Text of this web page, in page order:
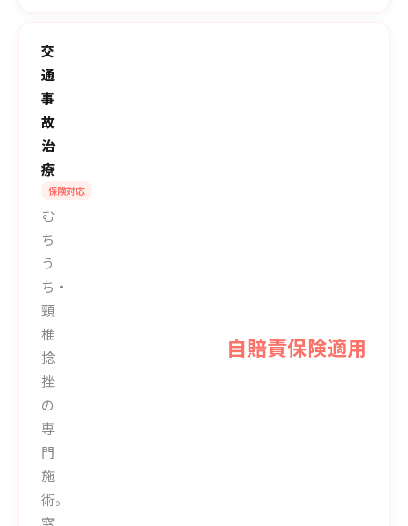
交
通
事
故
治
療
保険対応
む
ち
う
ち・
頸
椎
捻
挫
の
専
門
施
術。
自賠責保険適用